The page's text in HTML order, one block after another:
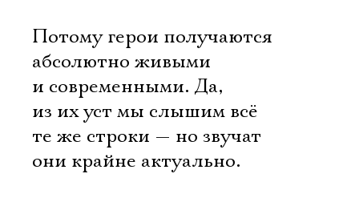
Потому герои получаются
абсолютно живыми
и современными. Да,
из их уст мы слышим всё
те же строки — но звучат
они крайне актуально.